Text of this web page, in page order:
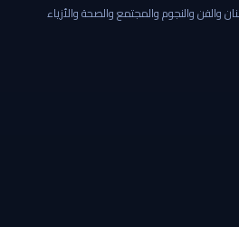
والفن والنجوم والمجتمع والصحة والأزياء